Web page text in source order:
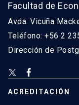
Facultad de
Avda. Vicuña
Teléfono: +56 2
Dirección de
ACREDITACIÓN